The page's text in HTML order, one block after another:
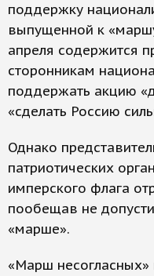
поддержку
выпущенной к
апреля содержится
сторонникам
поддержать акцию
«сделать Россию
Однако
патриотических
имперского флага
пообещав не
«марше».
«Марш несогласных»